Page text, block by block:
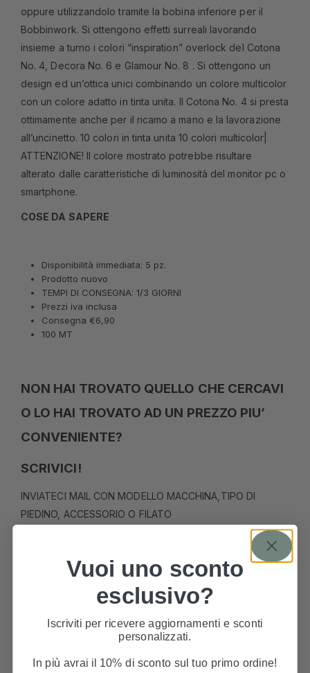
oppure utilizzandolo tramite la bobina inferiore per il
Bobbinwork. Si ottengono effetti surreali lavorando
insieme a turno i colori “inspiration” overlock del Cotona
No. 4, Decora No. 6 e Glamour No. 8 . Si ottengono un
design ed un’ottica unici combinando un colore multicolor
con un colore adatto in tinta unita. Il Cotona No. 4 si presta
ottimamente anche per il ricamo a mano e la lavorazione
all’uncinetto. 10 colori in tinta unita 10 colori multicolor|
ATTENZIONE! Il colore mostrato potrebbe risultare
alterato dalle caratteristiche di luminosità del monitor pc o
smartphone.
COSE DA SAPERE
Disponibilità immediata: 5 pz.
Prodotto nuovo
TEMPI DI CONSEGNA: 1/3 GIORNI
Prezzi iva inclusa
Consegna €6,90
100 MT
NON HAI TROVATO QUELLO CHE CERCAVI
O LO HAI TROVATO AD UN PREZZO PIU’
CONVENIENTE?
SCRIVICI!
INVIATECI MAIL CON MODELLO MACCHINA,TIPO DI
PIEDINO, ACCESSORIO O FILATO
– VI RISPONDEREMO
INFORMAZIONI AGGIUNTIVE
RECENSIONI
Vuoi uno sconto
esclusivo?
Iscriviti per ricevere aggiornamenti e sconti
personalizzati.
In più avrai il 10% di sconto sul tuo primo ordine!